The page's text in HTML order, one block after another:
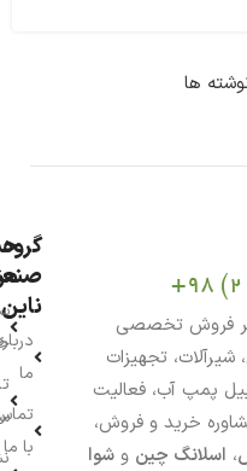
ها
با تمرکز بر فروش تخصصی
تجهیزات
پمپ آب، فعالیت
خرید و فروش،
، اسلانگ چین و شوا
گروه
ناین
ما
با ما